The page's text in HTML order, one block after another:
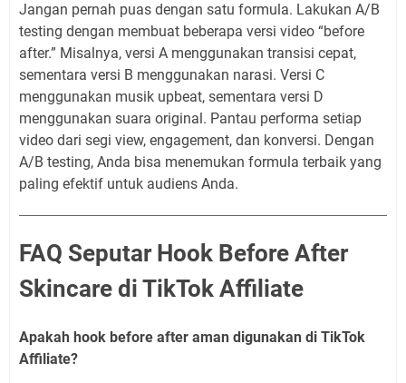
Jangan pernah puas dengan satu formula. Lakukan A/B
testing dengan membuat beberapa versi video “before
after.” Misalnya, versi A menggunakan transisi cepat,
sementara versi B menggunakan narasi. Versi C
menggunakan musik upbeat, sementara versi D
menggunakan suara original. Pantau performa setiap
video dari segi view, engagement, dan konversi. Dengan
A/B testing, Anda bisa menemukan formula terbaik yang
paling efektif untuk audiens Anda.
FAQ Seputar Hook Before After
Skincare di TikTok Affiliate
Apakah hook before after aman digunakan di TikTok
Affiliate?